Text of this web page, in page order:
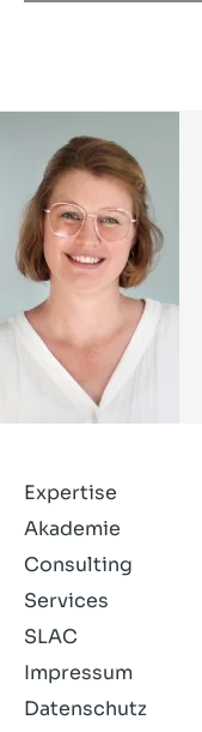
Expertise
Akademie
Consulting
Services
SLAC
Impressum
Datenschutz